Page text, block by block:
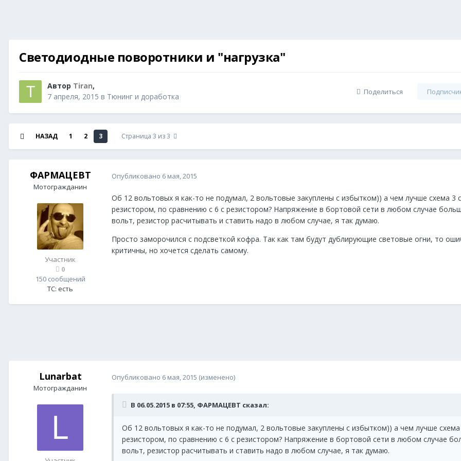
Светодиодные поворотники и "нагрузка"
Автор Tiran,
7 апреля, 2015 в Тюнинг и доработка Поделиться
НАЗАД 1 2 3 Страница 3 из 3
ФАРМАЦЕВТ
Мотогражданин
Участник
0
150 сообщений
ТС: есть
Опубликовано 6 мая, 2015
Об 12 вольтовых я как-то не подумал, 2 вольтовые закуплены с избытком)) а чем лучше схема 3 с
резистором, по сравнению с 6 с резистором? Напряжение в бортовой сети в любом случае
вольт, резистор расчитывать и ставить надо в любом случае, я так думаю.
Просто заморочился с подсветкой кофра. Так как там будут дублирующие световые огни, то
критичны, но хочется сделать самому.
Lunarbat
Мотогражданин
Опубликовано 6 мая, 2015 (изменено)
В 06.05.2015 в 07:55, ФАРМАЦЕВТ сказал:
Об 12 вольтовых я как-то не подумал, 2 вольтовые закуплены с избытком)) а чем лучше схема
резистором, по сравнению с 6 с резистором? Напряжение в бортовой сети в любом случае
вольт, резистор расчитывать и ставить надо в любом случае, я так думаю.